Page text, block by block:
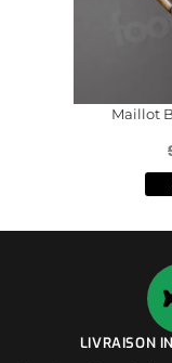
Maillot
LIVRAISON